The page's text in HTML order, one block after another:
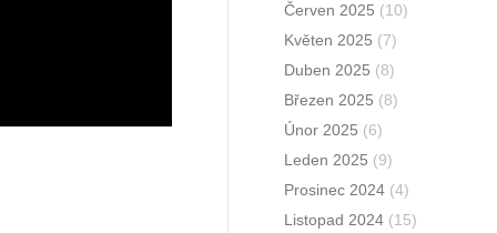
Červen 2025 (10)
Květen 2025 (7)
Duben 2025 (8)
Březen 2025 (8)
Únor 2025 (6)
Leden 2025 (9)
Prosinec 2024 (4)
Listopad 2024 (15)